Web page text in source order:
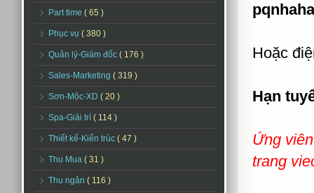
Part time ( 65 )
Phục vụ ( 380 )
Quản lý-Giám đốc ( 176 )
Sales-Marketing ( 319 )
Sơn-Mộc-XD ( 20 )
Spa-Giải trí ( 114 )
Thiết kế-Kiến trúc ( 47 )
Thu Mua ( 31 )
Thu ngân ( 116 )
Hoặc
Hạn
Ứng
trang